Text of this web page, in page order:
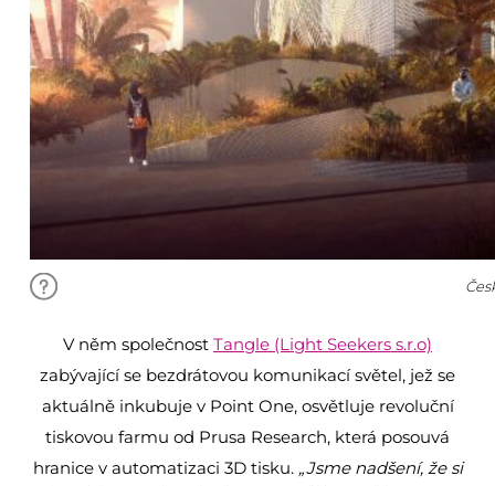
V něm společnost Tangle (Light Seekers s.r.o)
zabývající se bezdrátovou komunikací světel, jež se
aktuálně inkubuje v Point One, osvětluje revoluční
tiskovou farmu od Prusa Research, která posouvá
hranice v automatizaci 3D tisku. „Jsme nadšení, že si